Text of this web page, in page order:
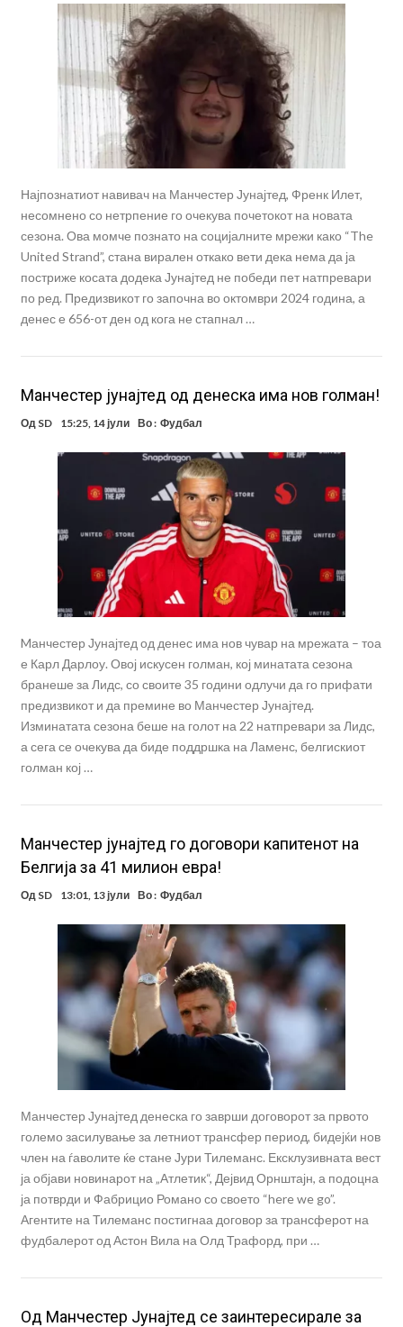
Најпознатиот навивач на Манчестер Јунајтед, Френк Илет,
несомнено со нетрпение го очекува почетокот на новата
сезона. Ова момче познато на социјалните мрежи како “The
United Strand”, стана вирален откако вети дека нема да ја
пострижe косата додека Јунајтед не победи пет натпревари
по ред. Предизвикот го започна во октомври 2024 година, а
денес е 656-от ден од кога не стапнал …
Манчестер јунајтед од денеска има нов голман!
Од SD 15:25, 14 јули Во : Фудбал
Mанчестер Јунајтед од денес има нов чувар на мрежата – тоа
е Карл Дарлоу. Овој искусен голман, кој минатата сезона
бранеше за Лидс, со своите 35 години одлучи да го прифати
предизвикот и да премине во Манчестер Јунајтед.
Изминатата сезона беше на голот на 22 натпревари за Лидс,
а сега се очекува да биде поддршка на Ламенс, белгискиот
голман кој …
Maнчестер јунајтед го договори капитенот на
Белгија за 41 милион евра!
Од SD 13:01, 13 јули Во : Фудбал
Манчестер Јунајтед денеска го заврши договорот за првото
големо засилување за летниот трансфер период, бидејќи нов
член на ѓаволите ќе стане Јури Тилеманс. Ексклузивната вест
ја објави новинарот на „Атлетик“, Дејвид Орнштајн, а подоцна
ја потврди и Фабрицио Романо со своето “here we go”.
Агентите на Тилеманс постигнаа договор за трансферот на
фудбалерот од Астон Вила на Олд Трафорд, при …
Од Манчестер Јунајтед се заинтересирале за